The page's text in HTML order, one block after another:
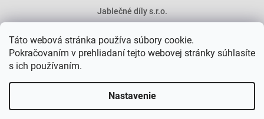
Táto webová stránka používa súbory cookie.
Pokračovaním v prehliadaní tejto webovej stránky súhlasíte
s ich používaním.
Nastavenie
Jablečné díly s.r.o.
101 00 Praha 10
Vytvoril Shoptet Premium